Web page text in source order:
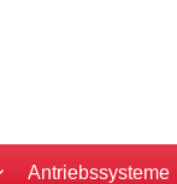
Antriebssysteme